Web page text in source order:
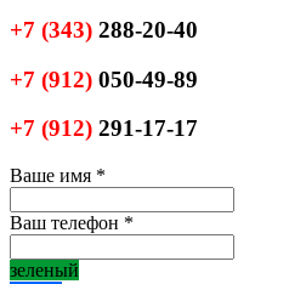
+7 (343) 288-20-40
+7 (912) 050-49-89
+7 (912) 291-17-17
Ваше имя *
Ваш телефон *
зеленый